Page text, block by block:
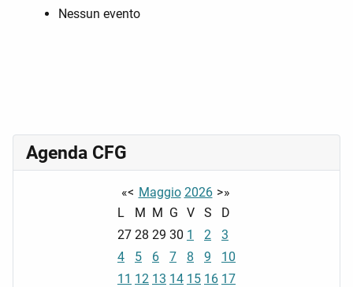
Nessun evento
Agenda CFG
«< Maggio 2026 >»
L
M M G V S
D
27 28 29 30 1 2
3
4
5 6 7 8 9
10
11 12 13 14 15 16 17